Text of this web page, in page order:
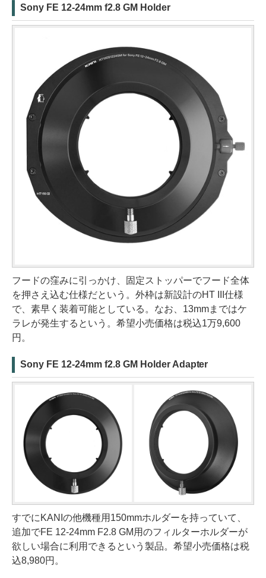
Sony FE 12-24mm f2.8 GM Holder
フードの窪みに引っかけ、固定ストッパーでフード全体
を押さえ込む仕様だという。外枠は新設計のHT III仕様
で、素早く装着可能としている。なお、13mmまではケ
ラレが発生するという。希望小売価格は税込1万9,600
円。
Sony FE 12-24mm f2.8 GM Holder Adapter
すでにKANIの他機種用150mmホルダーを持っていて、
追加でFE 12-24mm F2.8 GM用のフィルターホルダーが
欲しい場合に利用できるという製品。希望小売価格は税
込8,980円。